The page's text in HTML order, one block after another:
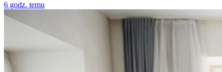
6 godz. temu